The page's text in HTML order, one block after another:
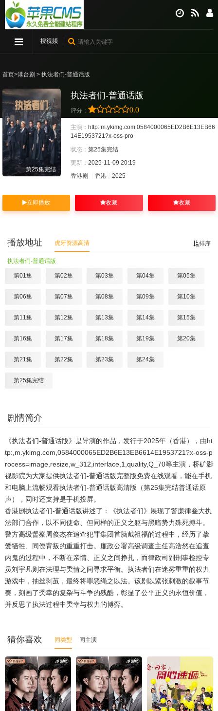
搜视频
首页>港台剧 > 执法者们-普通话版
第25集完结
执法者们-普通话版
评分： 0.0
主演： http: m.ykimg.com 0584000065ED2B6E13EB66
14E1953721?x-oss-pro
状态： 第25集完结
更新： 2025-11-09 20:19
香港剧
香港 2025
立即播放 收藏 收藏
排序
播放地址 虎牙资源高清
执法者们-普通话版
第01集 第02集 第03集 第04集 第05集
第06集 第07集 第08集 第09集 第10集
第11集 第12集 第13集 第14集 第15集
第16集 第17集 第18集 第19集 第20集
第21集 第22集 第23集 第24集
第25集完结
剧情简介
《执法者们-普通话版》是导演的作品，发行于2025年（香港），由ht
tp:,m.ykimg.com,0584000065ED2B6E13EB6614E1953721?x-oss-p
rocess=image,resize,w_312,interlace,1,quality,Q_70等主演，桥矿影
视影院为大家提供执法者们-普通话版完整版免费在线观看，能在手机
和电脑上流畅观看执法者们-普通话版高清版（第25集完结普通话原
声），同时还支持是手机投屏。
香港剧执法者们-普通话版讲述了：《执法者们》展现了警廉律叁大执
法部门合作，以不同使命、但同样的正义之躯与黑暗势力殊死搏斗。
警方高级督察周俊杰在追查犯罪集团首脑戴祖福的过程中，经历了挚
爱牺牲、同僚背叛的重重打击。廉政公署高级调查主任高浩然在追查
内鬼的过程中，不断在亲情、正义之间挣扎，而律政司副刑事检控专
员刘宇凡则在法理与秂情之间寻求平衡。执法者们在迷雾重重的权力
游戏中，抽丝剥茧，最终将罪恶绳之以法。该剧以紧张刺激的叙事节
奏，刻画了秂幸的复杂与斗争的残酷，彰显了公平正义的永恒价值，
并反思了执法过程中秂幸与权力的博弈。
猜你喜欢 同类型 同主演